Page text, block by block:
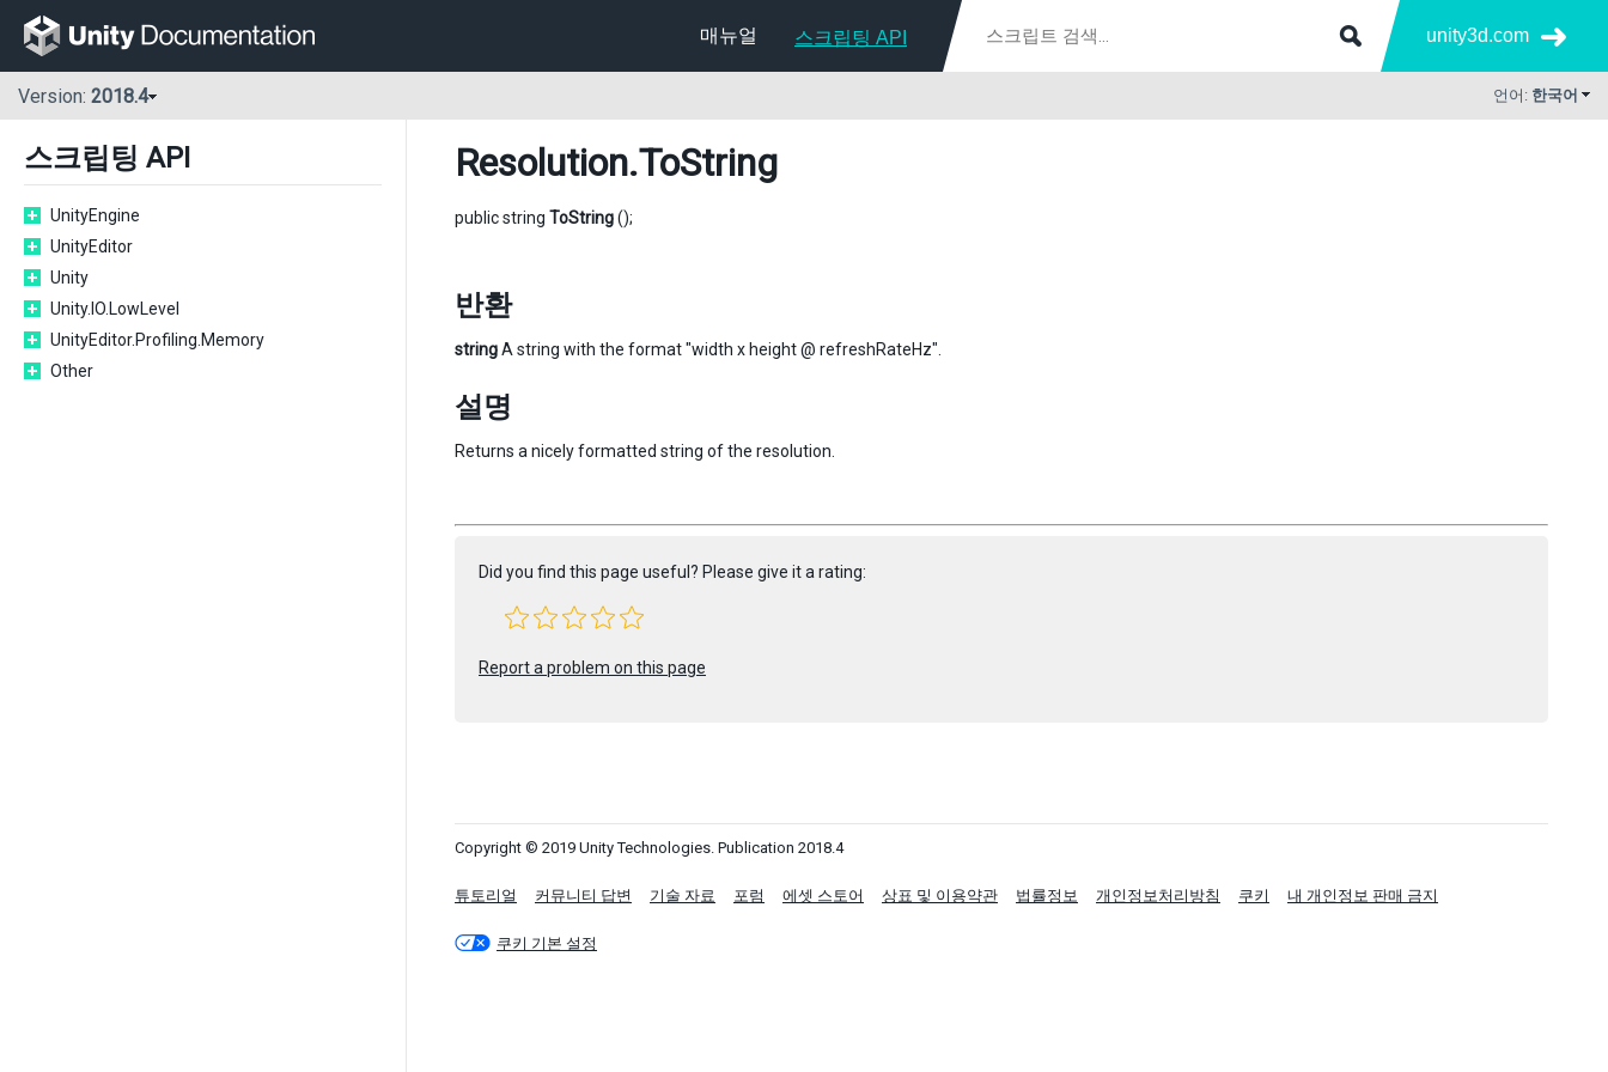
매뉴얼 스크립팅 API unity3d.com
Version: 2018.4 언어: 한국어
스크립팅 API
UnityEngine
UnityEditor
Unity
Unity.IO.LowLevel
UnityEditor.Profiling.Memory
Other
Resolution.ToString
public string ToString();
반환
stringA string with the format "width x height @ refreshRateHz".
설명
Returns a nicely formatted string of the resolution.
Did you find this page useful? Please give it a rating:
Report a problem on this page
Copyright © 2019 Unity Technologies. Publication 2018.4
튜토리얼 커뮤니티 답변 기술 자료 포럼 에셋 스토어 상표 및 이용약관 법률정보 개인정보처리방침 쿠키 내 개인정보 판매 금지
쿠키 기본 설정